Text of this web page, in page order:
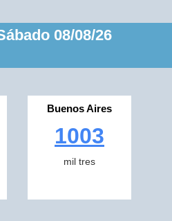
08/08/26
Buenos Aires
1003
mil tres